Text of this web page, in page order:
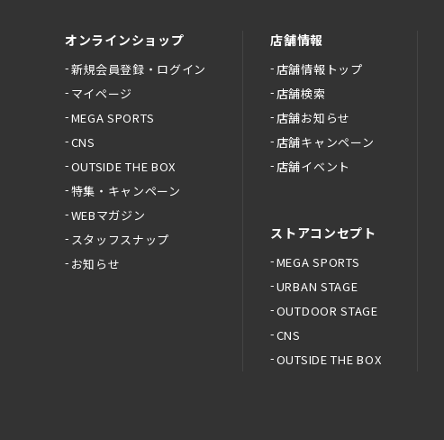
オンラインショップ
新規会員登録・ログイン
マイページ
MEGA SPORTS
CNS
OUTSIDE THE BOX
特集・キャンペーン
WEBマガジン
スタッフスナップ
お知らせ
店舗情報
店舗情報トップ
店舗検索
店舗お知らせ
店舗キャンペーン
店舗イベント
ストアコンセプト
MEGA SPORTS
URBAN STAGE
OUTDOOR STAGE
CNS
OUTSIDE THE BOX